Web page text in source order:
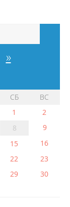
»
СБ
ВС
1
2
8
9
15
16
22
23
29
30